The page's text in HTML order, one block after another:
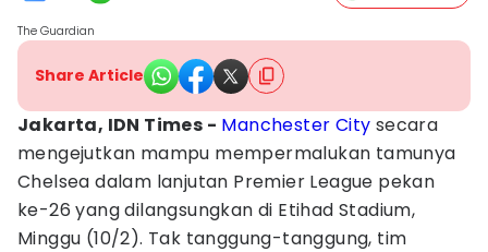
The Guardian
Share Article
Jakarta, IDN Times - Manchester City secara
mengejutkan mampu mempermalukan tamunya
Chelsea dalam lanjutan Premier League pekan
ke-26 yang dilangsungkan di Etihad Stadium,
Minggu (10/2). Tak tanggung-tanggung, tim